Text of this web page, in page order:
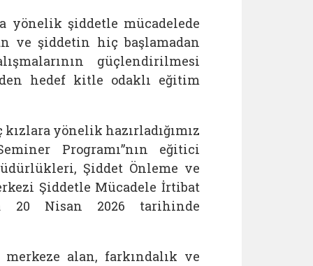
yönelik şiddetle mücadelede
ve şiddetin hiç başlamadan
güçlendirilmesi
hedef kitle odaklı eğitim
yönelik hazırladığımız
Programı”nın eğitici
Şiddet Önleme ve
Şiddetle Mücadele İrtibat
20 Nisan 2026 tarihinde
alan, farkındalık ve